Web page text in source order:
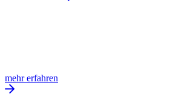
mehr erfahren